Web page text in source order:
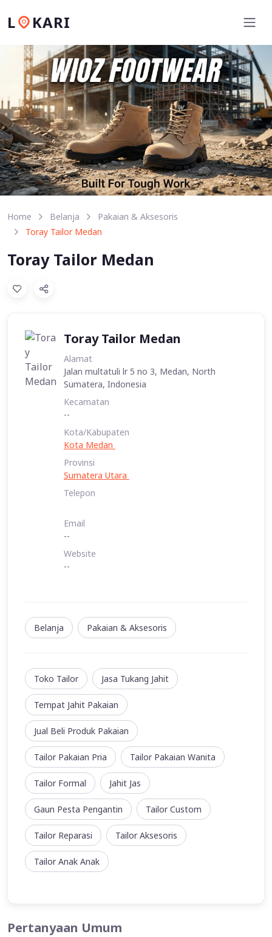
L KARI
Home Belanja
Pakaian & Aksesoris
Toray Tailor Medan
Toray Tailor Medan
Toray Tailor Medan
Alamat
Jalan multatuli lr 5 no 3, Medan, North
Sumatera, Indonesia
Kecamatan
--
Kota/Kabupaten
Kota Medan
Provinsi
Sumatera Utara
Telepon
Email
--
Website
--
Belanja Pakaian & Aksesoris
Toko Tailor Jasa Tukang Jahit
Tempat Jahit Pakaian
Jual Beli Produk Pakaian
Tailor Pakaian Pria Tailor Pakaian Wanita
Tailor Formal Jahit Jas
Gaun Pesta Pengantin Tailor Custom
Tailor Reparasi Tailor Aksesoris
Tailor Anak Anak
Pertanyaan Umum